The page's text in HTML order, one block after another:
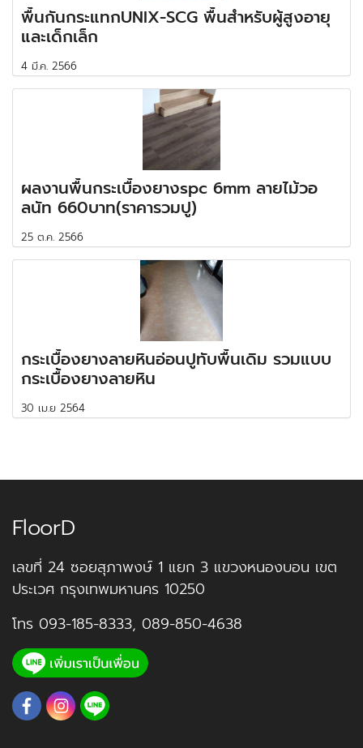
พื้นกันกระแทกUNIX-SCG พื้นสำหรับผู้สูงอายุ
และเด็กเล็ก
4 มี.ค. 2566
ผลงานพื้นกระเบื้องยางspc 6mm ลายไม้วอ
ลนัท 660บาท(ราคารวมปู)
25 ต.ค. 2566
กระเบื้องยางลายหินอ่อนปูทับพื้นเดิม รวมแบบ
กระเบื้องยางลายหิน
30 เม.ย 2564
FloorD
เลขที่ 24 ซอยสุภาพงษ์ 1 แยก 3 แขวงหนองบอน เขต
ประเวศ กรุงเทพมหานคร 10250
โทร 093-185-8333, 089-850-4638